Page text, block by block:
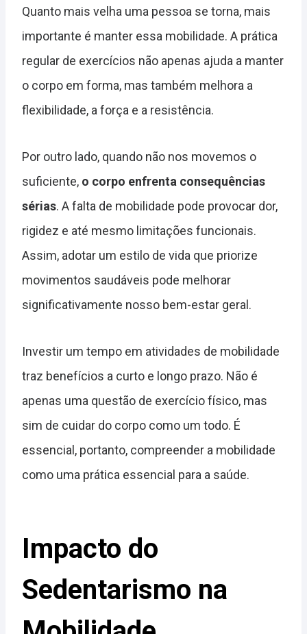
Quanto mais velha uma pessoa se torna, mais
importante é manter essa mobilidade. A prática
regular de exercícios não apenas ajuda a manter
o corpo em forma, mas também melhora a
flexibilidade, a força e a resistência.
Por outro lado, quando não nos movemos o
suficiente, o corpo enfrenta consequências
sérias. A falta de mobilidade pode provocar dor,
rigidez e até mesmo limitações funcionais.
Assim, adotar um estilo de vida que priorize
movimentos saudáveis pode melhorar
significativamente nosso bem-estar geral.
Investir um tempo em atividades de mobilidade
traz benefícios a curto e longo prazo. Não é
apenas uma questão de exercício físico, mas
sim de cuidar do corpo como um todo. É
essencial, portanto, compreender a mobilidade
como uma prática essencial para a saúde.
Impacto do
Sedentarismo na